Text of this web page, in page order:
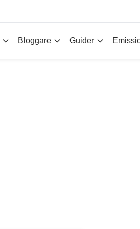
Bloggare Guider